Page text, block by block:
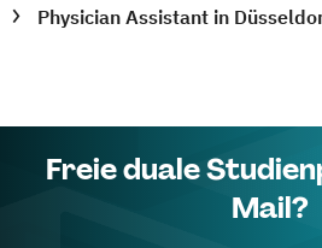
Physician Assistant in
Freie duale
Mail?